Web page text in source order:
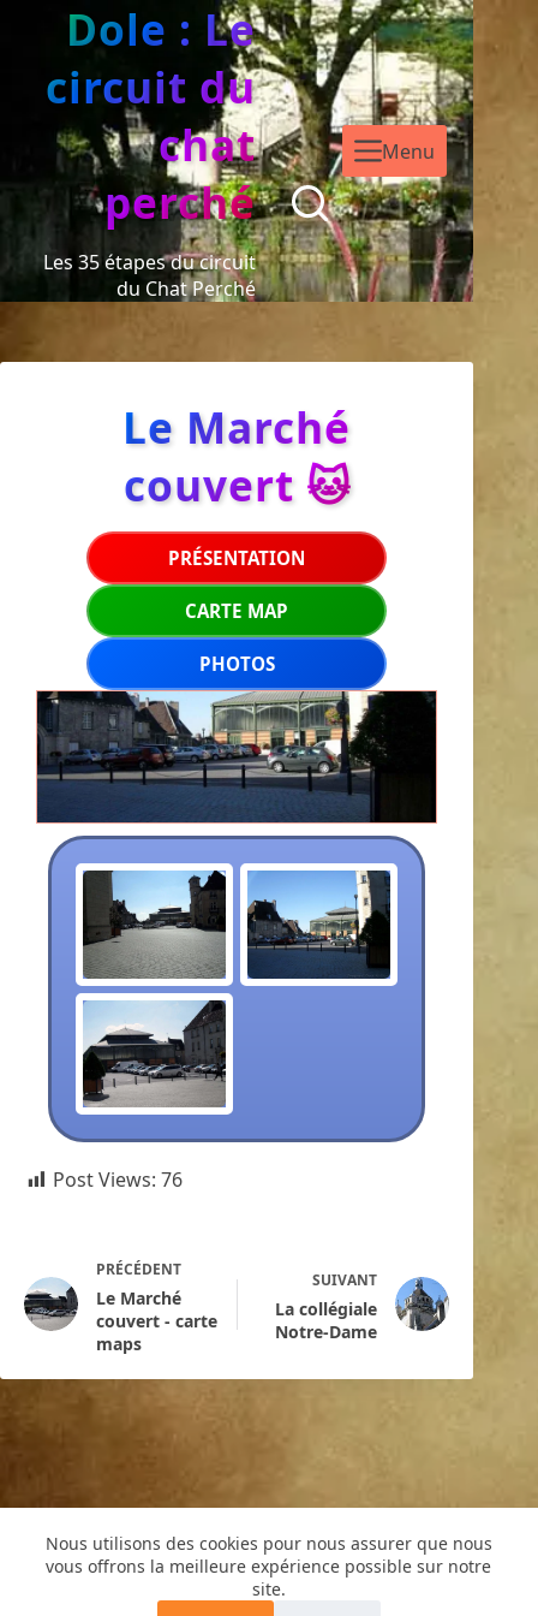
Nous utilisons des cookies pour nous assurer que nous
vous offrons la meilleure expérience possible sur notre
site.
Dole : Le
circuit du
chat
perché
Les 35 étapes du circuit
du Chat Perché
Menu
Le Marché
couvert 🐱
PRÉSENTATION
CARTE MAP
PHOTOS
Post Views: 76
PRÉCÉDENT
Le Marché
couvert - carte
maps
SUIVANT
La collégiale
Notre-Dame
Copyright © 2016 -Cyril de Grivel
PLAN DU SITE
MENTIONS LÉGALES